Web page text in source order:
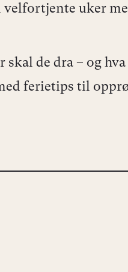
velfortjente uker
skal de dra – og
ferietips til